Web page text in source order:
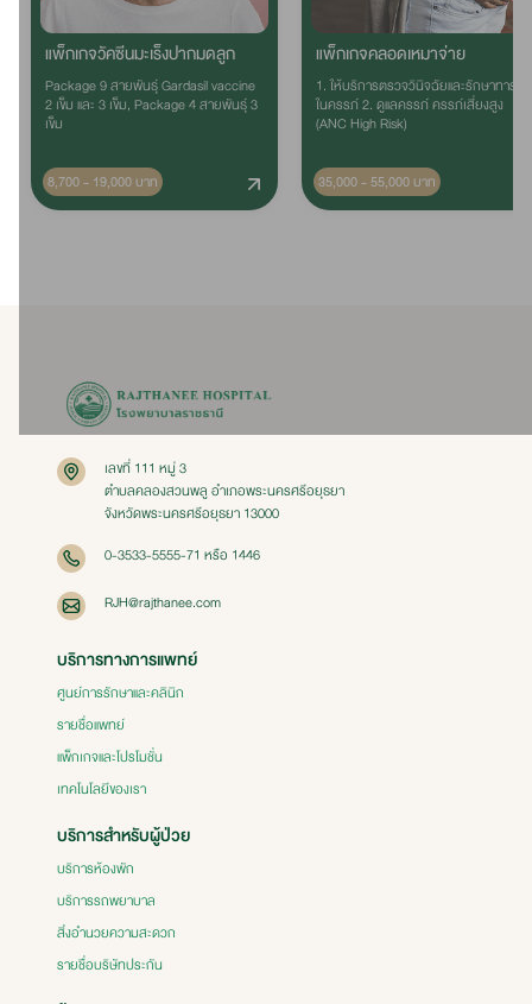
แพ็กเกจวัคซีนมะเร็งปากมดลูก
Package 9 สายพันธุ์ Gardasil vaccine
2 เข็ม และ 3 เข็ม, Package 4 สายพันธุ์ 3
เข็ม
8,700 - 19,000 บาท
แพ็กเกจคลอดเหมาจ่าย
1. ให้บริการตรวจวินิจฉัยและรักษาทารก
ในครรภ์ 2. ดูแลครรภ์ ครรภ์เสี่ยงสูง
(ANC High Risk)
35,000 - 55,000 บาท
เลขที่ 111 หมู่ 3
ตำบลคลองสวนพลู อำเภอพระนครศรีอยุธยา
จังหวัดพระนครศรีอยุธยา 13000
0-3533-5555-71 หรือ 1446
RJH@rajthanee.com
บริการทางการแพทย์
ศูนย์การรักษาและคลินิก
รายชื่อแพทย์
แพ็กเกจและโปรโมชั่น
เทคโนโลยีของเรา
บริการสำหรับผู้ป่วย
บริการห้องพัก
บริการรถพยาบาล
สิ่งอำนวยความสะดวก
รายชื่อบริษัทประกัน